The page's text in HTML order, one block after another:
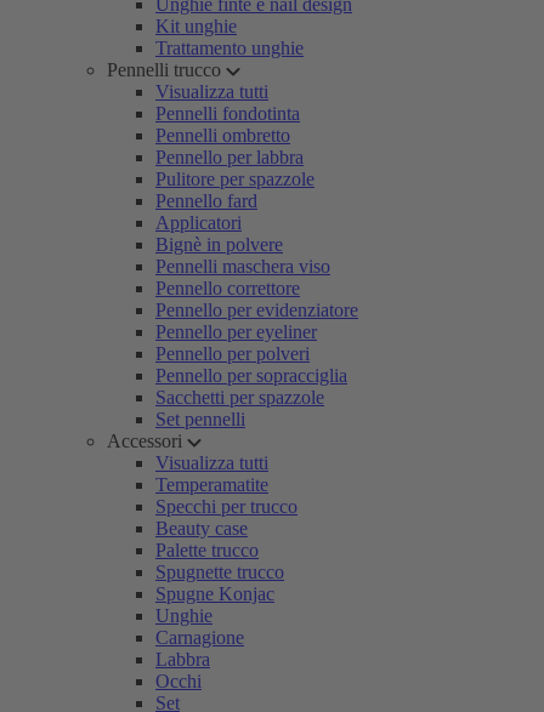
Unghie finte e nail design
Kit unghie
Trattamento unghie
Pennelli trucco
Visualizza tutti
Pennelli fondotinta
Pennelli ombretto
Pennello per labbra
Pulitore per spazzole
Pennello fard
Applicatori
Bignè in polvere
Pennelli maschera viso
Pennello correttore
Pennello per evidenziatore
Pennello per eyeliner
Pennello per polveri
Pennello per sopracciglia
Sacchetti per spazzole
Set pennelli
Accessori
Visualizza tutti
Temperamatite
Specchi per trucco
Beauty case
Palette trucco
Spugnette trucco
Spugne Konjac
Unghie
Carnagione
Labbra
Occhi
Set